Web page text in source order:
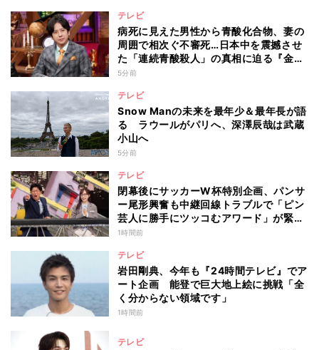
テレビ
病死に見えた男性から青酸化合物、妻の
周囲で相次ぐ不審死…日本中を震撼させ
た「連続青酸殺人」の真相に迫る『金曜
ミステリークラブ!!!』
5分前
テレビ
Snow Manの未来を最年少＆最年長が語
る ラウールがパリへ、深澤辰哉は武蔵
小山へ
5分前
テレビ
閉幕後にサッカーW杯特別企画、パンサ
ー尾形興奮も中継回線トラブルで「ピン
芸人に勝手にツッコむアワード」が緊急
開幕『脱力タイムズ』
1時間前
テレビ
岩田剛典、今年も『24時間テレビ』でア
ート企画 能登で巨大地上絵に挑戦「全
く分からない領域です」
1時間前
テレビ